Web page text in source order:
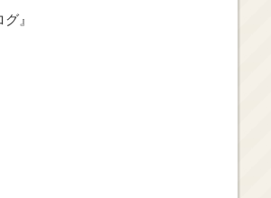
』